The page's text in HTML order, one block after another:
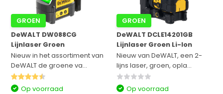
GROEN
DeWALT DW088CG
Lijnlaser Groen
Nieuw in het assortiment van
DeWALT de groene va...
Op voorraad
GROEN
DeWALT DCLE14201GB
Lijnlaser Groen Li-Ion
Nieuw van DeWALT, een 2-
lijns laser, groen, opla...
Op voorraad